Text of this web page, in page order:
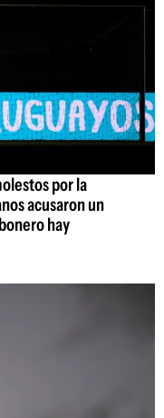
por la
acusaron un
hay